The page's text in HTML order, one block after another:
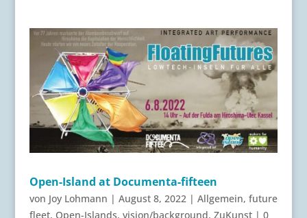
Open-Island at Documenta-fifteen
von Joy Lohmann | August 8, 2022 | Allgemein, future
fleet, Open-Islands, vision/background, ZuKunst| 0